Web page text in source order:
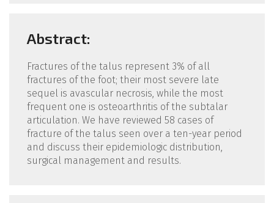
Abstract:
Fractures of the talus represent 3% of all
fractures of the foot; their most severe late
sequel is avascular necrosis, while the most
frequent one is osteoarthritis of the subtalar
articulation. We have reviewed 58 cases of
fracture of the talus seen over a ten-year period
and discuss their epidemiologic distribution,
surgical management and results.